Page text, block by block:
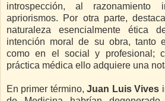
introspección, al razonamiento
apriorismos. Por otra parte,
naturaleza esencialmente ética
intención moral de su obra, tanto
como en el social y profesional;
práctica médica ello adquiere una
En primer término,Juan Luis Vives